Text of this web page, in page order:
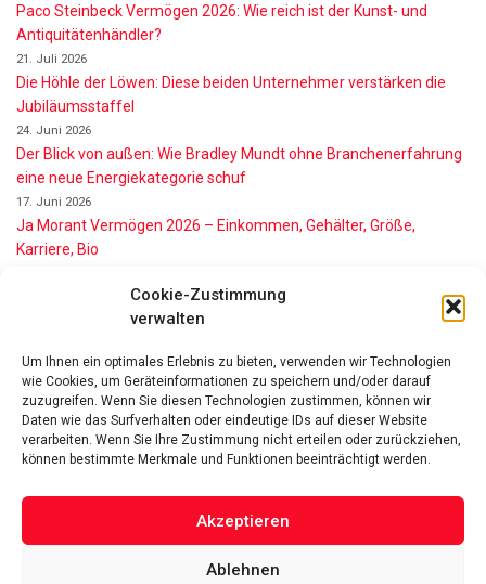
Cookie-Zustimmung
verwalten
Um Ihnen ein optimales Erlebnis zu bieten, verwenden wir Technologien
wie Cookies, um Geräteinformationen zu speichern und/oder darauf
zuzugreifen. Wenn Sie diesen Technologien zustimmen, können wir
Daten wie das Surfverhalten oder eindeutige IDs auf dieser Website
verarbeiten. Wenn Sie Ihre Zustimmung nicht erteilen oder zurückziehen,
können bestimmte Merkmale und Funktionen beeinträchtigt werden.
Akzeptieren
Ablehnen
Paco Steinbeck Vermögen 2026: Wie reich ist der Kunst- und
Antiquitätenhändler?
21. Juli 2026
Die Höhle der Löwen: Diese beiden Unternehmer verstärken die
Jubiläumsstaffel
24. Juni 2026
Der Blick von außen: Wie Bradley Mundt ohne Branchenerfahrung
eine neue Energiekategorie schuf
17. Juni 2026
Ja Morant Vermögen 2026 – Einkommen, Gehälter, Größe,
Karriere, Bio
Alice Walton Vermögen 2026: So reich ist die Walmart-Erbin
wirklich
11. Juni 2026
Nino de Angelo Vermögen 2026 Wie Reich Ist Er?
9. Juni 2026
Das Vermögen von Promis von A bis Z